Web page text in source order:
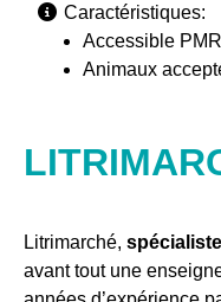
Caractéristiques:
Accessible PMR
Animaux
Litrimarché,
avant tout une